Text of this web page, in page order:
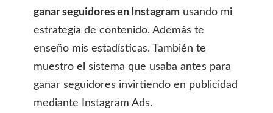
ganar seguidores en Instagram usando mi
estrategia de contenido. Además te
enseño mis estadísticas. También te
muestro el sistema que usaba antes para
ganar seguidores invirtiendo en publicidad
mediante Instagram Ads.